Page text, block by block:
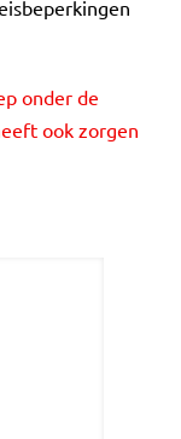
onder de
ook zorgen